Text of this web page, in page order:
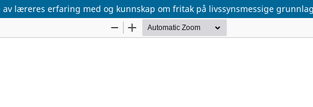
læreres erfaring med og kunnskap om fritak på livssynsmessige